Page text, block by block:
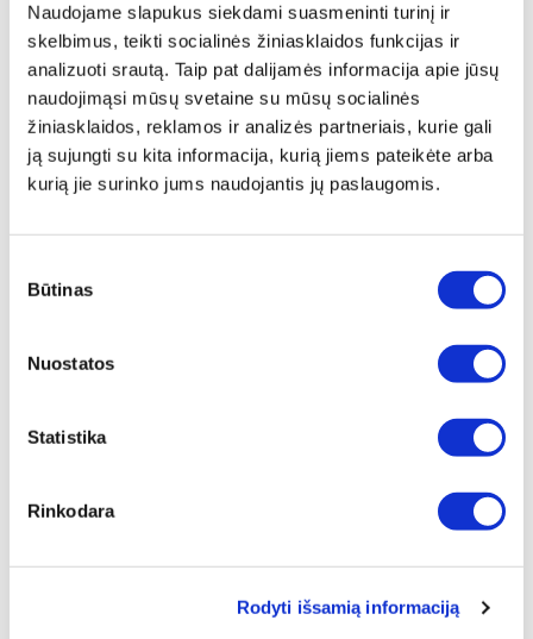
Naudojame slapukus siekdami suasmeninti turinį ir
skelbimus, teikti socialinės žiniasklaidos funkcijas ir
analizuoti srautą. Taip pat dalijamės informacija apie jūsų
naudojimąsi mūsų svetaine su mūsų socialinės
žiniasklaidos, reklamos ir analizės partneriais, kurie gali
ją sujungti su kita informacija, kurią jiems pateikėte arba
kurią jie surinko jums naudojantis jų paslaugomis.
pasirinkimas
Būtinas
Nuostatos
Statistika
Rinkodara
Rodyti išsamią informaciją
saulės spindulių, įskaitant didelės energijos UV ir
didelės energijos matomos šviesos, kuri palaiko mus
pastovaus budrumo, kovos ir nuolatinio streso būklėje.
Mes sukūrėme metodą, kaip paversti šias šviesos rūšis
mums daug palankesniu šviesos šaltiniu. Remiantis
mūsų patentuota technologija ir pradiniais moksliniais
spindulius, saulės ir LCD bei LED ekranų skleidžiamą
mėlyną šviesą ir veikia atpalaiduojamai.
"Hyperlight Eyewear" akinių savybės:
1. Transformuoja UV ir didelės energijos mėlyną
šviesąį žalią, geltoną, oranžinę ir raudoną matomos
2. Transformuoja
į akims patogią
Suteikia ryškesnį vaizdą;